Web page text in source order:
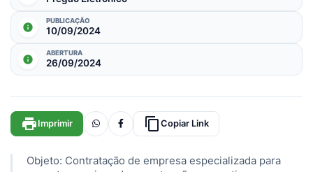
info
PUBLICAÇÃO
10/09/2024
info
ABERTURA
26/09/2024
print Imprimir content_copy Copiar Link
Objeto: Contratação de empresa especializada para